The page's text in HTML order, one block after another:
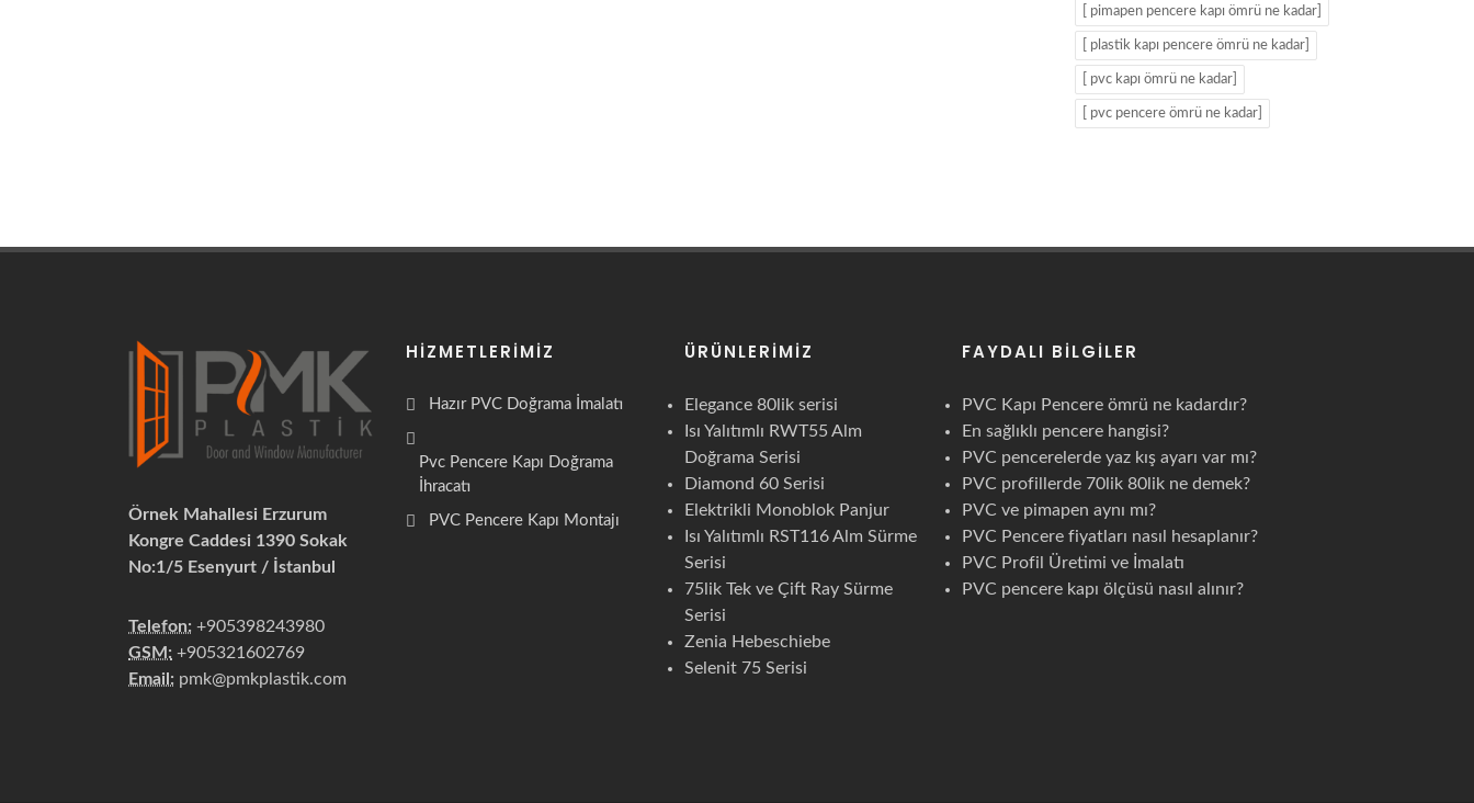
[ pimapen pencere kapı ömrü ne kadar]
[ plastik kapı pencere ömrü ne kadar]
[ pvc kapı ömrü ne kadar]
[ pvc pencere ömrü ne kadar]
Örnek Mahallesi Erzurum
Kongre Caddesi 1390 Sokak
No:1/5 Esenyurt / İstanbul
Telefon: +905398243980
GSM: +905321602769
Email: pmk@pmkplastik.com
HIZMETLERIMIZ
Hazır PVC Doğrama İmalatı
Pvc Pencere Kapı Doğrama
İhracatı
PVC Pencere Kapı Montajı
ÜRÜNLERIMIZ
Elegance 80lik serisi
Isı Yalıtımlı RWT55 Alm
Doğrama Serisi
Diamond 60 Serisi
Elektrikli Monoblok Panjur
Isı Yalıtımlı RST116 Alm Sürme
Serisi
75lik Tek ve Çift Ray Sürme
Serisi
Zenia Hebeschiebe
Selenit 75 Serisi
FAYDALI BILGILER
PVC Kapı Pencere ömrü ne kadardır?
En sağlıklı pencere hangisi?
PVC pencerelerde yaz kış ayarı var mı?
PVC profillerde 70lik 80lik ne demek?
PVC ve pimapen aynı mı?
PVC Pencere fiyatları nasıl hesaplanır?
PVC Profil Üretimi ve İmalatı
PVC pencere kapı ölçüsü nasıl alınır?